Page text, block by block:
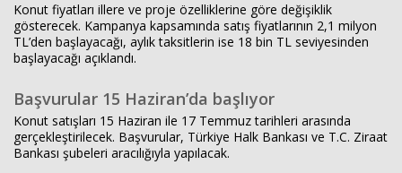
Konut fiyatları illere ve proje özelliklerine göre değişiklik
gösterecek. Kampanya kapsamında satış fiyatlarının 2,1 milyon
TL’den başlayacağı, aylık taksitlerin ise 18 bin TL seviyesinden
başlayacağı açıklandı.
Başvurular 15 Haziran’da başlıyor
Konut satışları 15 Haziran ile 17 Temmuz tarihleri arasında
gerçekleştirilecek. Başvurular, Türkiye Halk Bankası ve T.C. Ziraat
Bankası şubeleri aracılığıyla yapılacak.